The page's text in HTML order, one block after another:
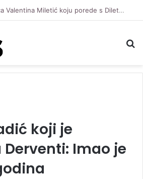
Travis Barker otkrio zašto su on i Kourtney Kardashian govorili o pobačaju u filmu
koji je
Imao je